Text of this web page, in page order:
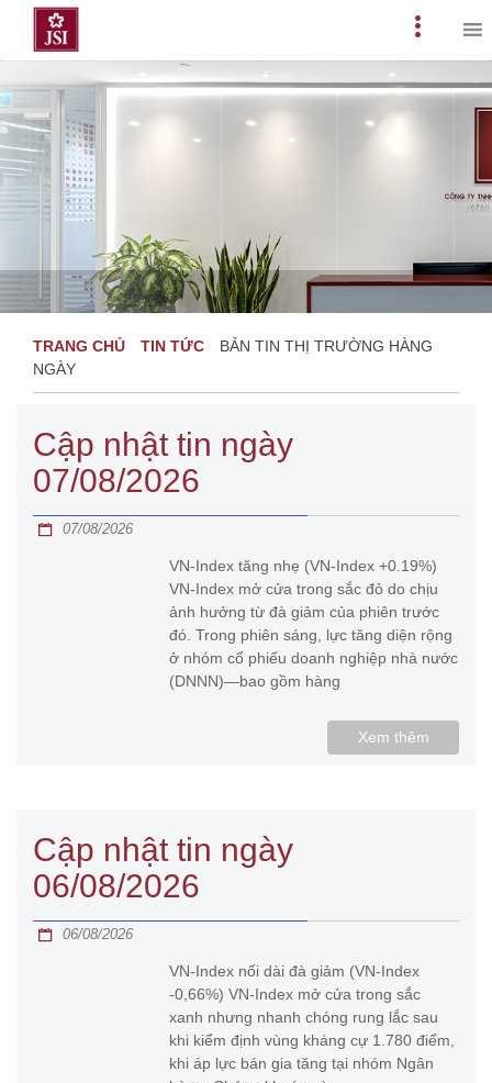
content
Primary
Menu
TRANG CHỦ TIN TỨC
BẢN TIN THỊ TRƯỜNG HÀNG
NGÀY
Cập nhật tin ngày
07/08/2026
07/08/2026
VN-Index tăng nhẹ (VN-Index +0.19%)
VN-Index mở cửa trong sắc đỏ do chịu
ảnh hưởng từ đà giảm của phiên trước
đó. Trong phiên sáng, lực tăng diện rộng
ở nhóm cổ phiếu doanh nghiệp nhà nước
(DNNN)—bao gồm hàng
Xem thêm
Cập nhật tin ngày
06/08/2026
06/08/2026
VN-Index nối dài đà giảm (VN-Index
-0,66%) VN-Index mở cửa trong sắc
xanh nhưng nhanh chóng rung lắc sau
khi kiểm định vùng kháng cự 1.780 điểm,
khi áp lực bán gia tăng tại nhóm Ngân